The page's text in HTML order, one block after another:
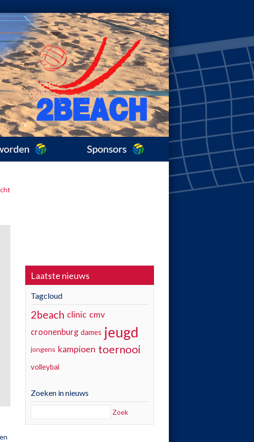
Laatste nieuws
Tagcloud
2beach clinic cmv
croonenburg dames jeugd
jongens kampioen toernooi
volleybal
Zoeken in nieuws
Zoek